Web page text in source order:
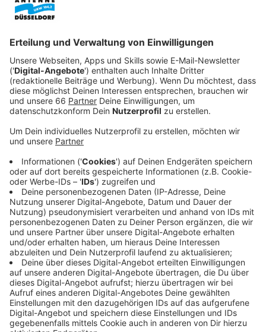
DerADFC Düsseldorfsieht darin eine Gefahr. Mit dem
Abbau des provisorischen Radwegs müssen die
Radfahrenden auf der Benrather Schlossallee jetzt
wieder zwischen Straßenbahnschienen und parkenden
Autos durchkommen.
Unfälle durch gefährliche Spurwechsel
Anzeige
Dabei würden laut ADFC oft Unfälle unter anderm
durch plötzlich geöffnete Türen von Autos oder durch
gefährliche Spurwechsel über die Schienen passieren.
Anzeige
ADFC fordert Radweg zurück